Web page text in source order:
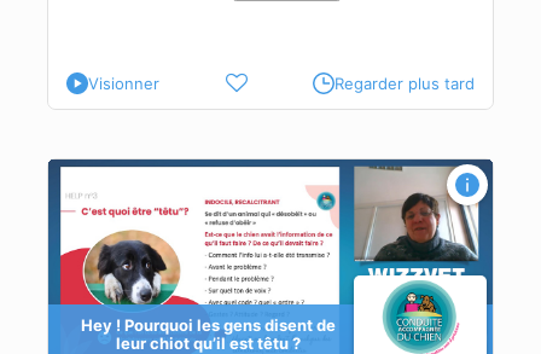
Visionner Regarder plus tard
Hey ! Pourquoi les gens disent de
leur chiot qu’il est têtu ?